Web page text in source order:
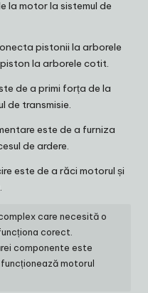
la motor la sistemul de
pistonii la arborele
la arborele cotit.
de a primi forța de la
de transmisie.
este de a furniza
de ardere.
este de a răci motorul și
care necesită o
corect.
componente este
motorul